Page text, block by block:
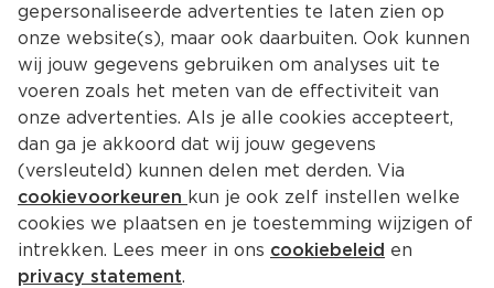
PLUS Gemengd gehakt VDV
Per Zak 750 g  (per kilo €7.32)
gepersonaliseerde advertenties te laten zien op
onze website(s), maar ook daarbuiten. Ook kunnen
wij jouw gegevens gebruiken om analyses uit te
voeren zoals het meten van de effectiviteit van
onze advertenties. Als je alle cookies accepteert,
dan ga je akkoord dat wij jouw gegevens
(versleuteld) kunnen delen met derden. Via
cookievoorkeuren kun je ook zelf instellen welke
cookies we plaatsen en je toestemming wijzigen of
intrekken. Lees meer in ons cookiebeleid en
privacy statement.